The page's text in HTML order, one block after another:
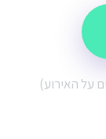
על האירוע)